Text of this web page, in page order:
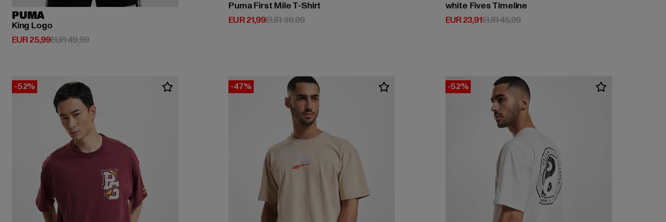
PUMA
King Logo
EUR 25,99
Huidige prijs: EUR 25,99
EUR 49,99Actieprijs: EUR 49,99
Puma First Mile T-Shirt
EUR 21,99
Huidige prijs: EUR 21,99
EUR 39,99Actieprijs: EUR 39,99
white Fives Timeline
EUR 23,91
Huidige prijs: EUR 23,91
EUR 45,99Actieprijs: EUR 45,99
-52% -47% -52%